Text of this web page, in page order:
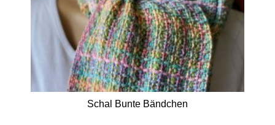
Schal Bunte Bändchen